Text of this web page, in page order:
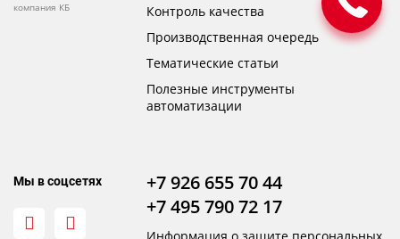
компания КБ
Контроль качества
Производственная очередь
Тематические статьи
Полезные инструменты
автоматизации
Мы в соцсетях
+7 926 655 70 44
+7 495 790 72 17